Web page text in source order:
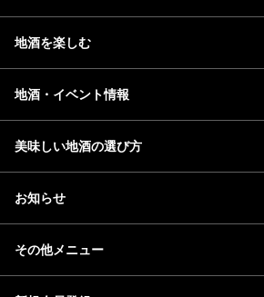
地酒を楽しむ
地酒・イベント情報
美味しい地酒の選び方
お知らせ
その他メニュー